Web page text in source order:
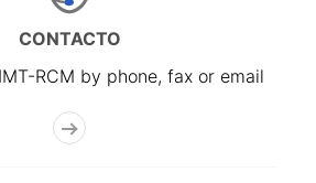
CONTACTO
RCM by phone, fax or email